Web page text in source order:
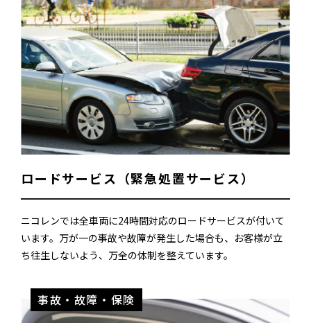
ロードサービス（緊急処置サービス）
ニコレンでは全車両に24時間対応のロードサービスが付いて
います。万が一の事故や故障が発生した場合も、お客様が立
ち往生しないよう、万全の体制を整えています。
事故・故障・保険